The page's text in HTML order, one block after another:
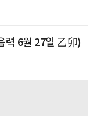
력 6월 27일 乙卯)